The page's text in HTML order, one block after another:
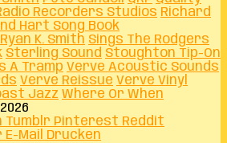
Recorders Studios Richard
Hart Song Book
Ryan K. Smith Sings The Rodgers
Sterling Sound Stoughton Tip-On
A Tramp Verve Acoustic Sounds
Verve Reissue Verve Vinyl
Jazz Where Or When
Tumblr Pinterest Reddit
Mail Drucken